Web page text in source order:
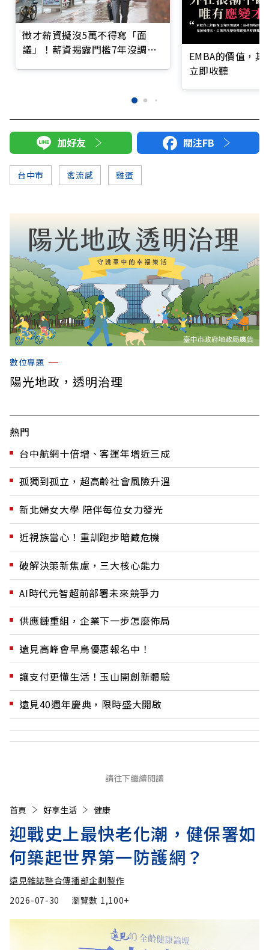
徵才薪資擬沒5萬不得寫「面
議」！薪資揭露門檻7年沒調，
EMBA的價值，
立即收聽
加好友 關注FB
台中市 禽流感 雞蛋
數位專題
陽光地政，透明治理
熱門
台中航網十倍增、客運年增近三成
孤獨到孤立，超高齡社會風險升溫
新北婦女大學 陪伴每位女力發光
近視族當心！重訓跑步暗藏危機
破解決策新焦慮，三大核心能力
AI時代元智超前部署未來競爭力
供應鏈重組，企業下一步怎麼佈局
遠見高峰會早鳥優惠報名中！
讓支付更懂生活！玉山開創新體驗
遠見40週年慶典，限時盛大開啟
請往下繼續閱讀
首頁 好享生活 健康
迎戰史上最快老化潮，健保署如
何築起世界第一防護網？
遠見雜誌整合傳播部企劃製作
2026-07-30
瀏覽數 1,100+